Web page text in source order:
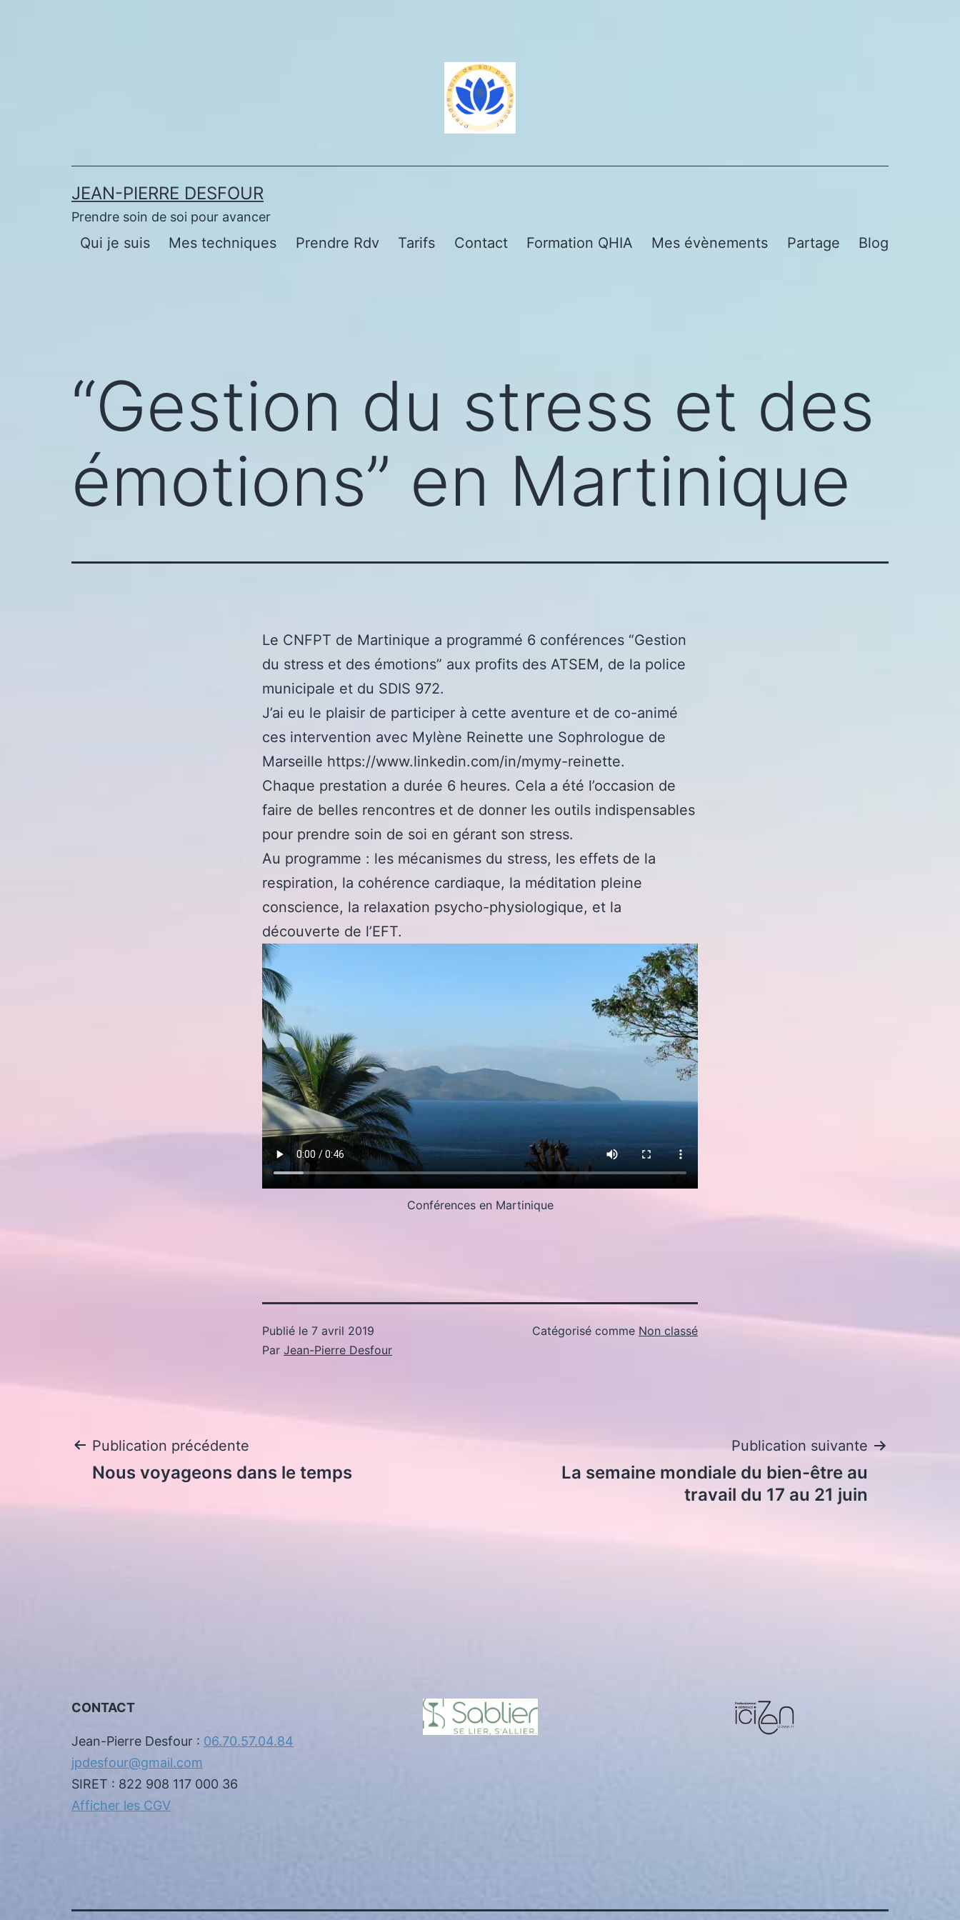
JEAN-PIERRE DESFOUR
Prendre soin de soi pour avancer
Qui je suis Mes techniques Prendre Rdv Tarifs Contact Formation QHIA Mes évènements Partage Blog
“Gestion du stress et des
émotions” en Martinique
Le CNFPT de Martinique a programmé 6 conférences “Gestion
du stress et des émotions” aux profits des ATSEM, de la police
municipale et du SDIS 972.
J’ai eu le plaisir de participer à cette aventure et de co-animé
ces intervention avec Mylène Reinette une Sophrologue de
Marseille https://www.linkedin.com/in/mymy-reinette.
Chaque prestation a durée 6 heures. Cela a été l’occasion de
faire de belles rencontres et de donner les outils indispensables
pour prendre soin de soi en gérant son stress.
Au programme : les mécanismes du stress, les effets de la
respiration, la cohérence cardiaque, la méditation pleine
conscience, la relaxation psycho-physiologique, et la
découverte de l’EFT.
Conférences en Martinique
Publié le 7 avril 2019
Par Jean-Pierre Desfour
Catégorisé comme Non classé
Navigation
Publication précédente
Nous voyageons dans le temps
Publication suivante
La semaine mondiale du bien-être au
travail du 17 au 21 juin
CONTACT
Jean-Pierre Desfour : 06.70.57.04.84
jpdesfour@gmail.com
SIRET : 822 908 117 000 36
Afficher les CGV